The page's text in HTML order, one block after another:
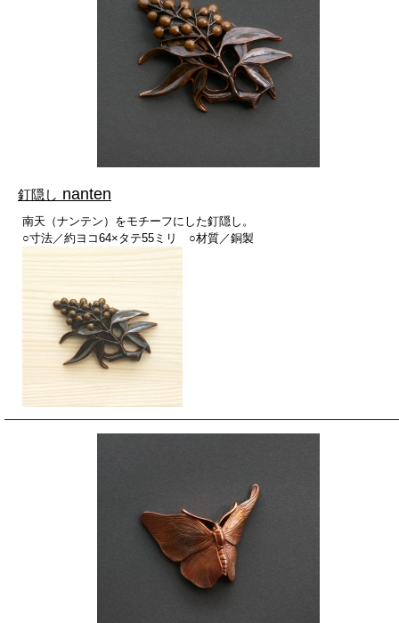
釘隠し nanten
南天（ナンテン）をモチーフにした釘隠し。
○寸法／約ヨコ64×タテ55ミリ ○材質／銅製